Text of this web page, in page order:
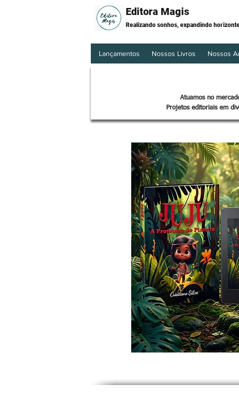
Editora Magis
Realizando sonhos, expandindo
Lançamentos Nossos Livros Nossos
Atuamos no
Projetos editoriais em